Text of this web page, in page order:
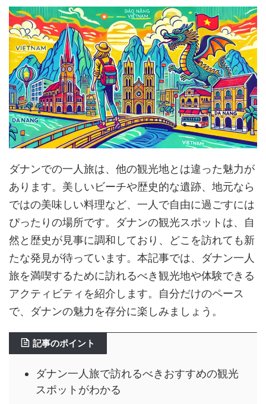
ダナンでの一人旅は、他の観光地とは違った魅力が
あります。美しいビーチや歴史的な遺跡、地元なら
ではの美味しい料理など、一人で自由に過ごすには
ぴったりの場所です。ダナンの観光スポットは、自
然と歴史が見事に調和しており、どこを訪れても新
たな発見が待っています。本記事では、ダナン一人
旅を満喫するために訪れるべき観光地や体験できる
アクティビティを紹介します。自分だけのペース
で、ダナンの魅力を存分に楽しみましょう。
記事のポイント
ダナン一人旅で訪れるべきおすすめの観光
スポットがわかる